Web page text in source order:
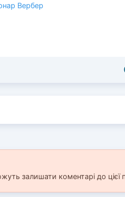
Вербер
залишати коментарі до цієї